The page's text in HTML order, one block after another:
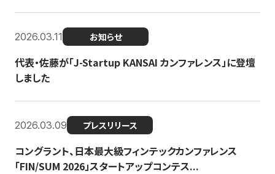
2026.03.11 お知らせ
代表・佐藤が「J-Startup KANSAI カンファレンス」に登壇
しました
2026.03.09 プレスリリース
コングラント、日本最大級フィンテックカンファレンス
「FIN/SUM 2026」スタートアップコンテス...